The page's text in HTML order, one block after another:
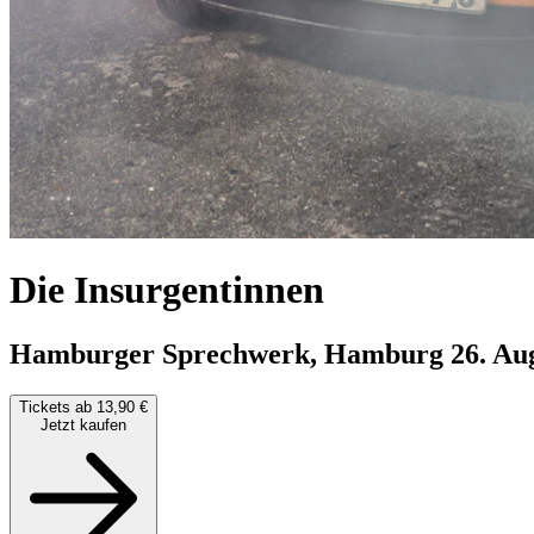
Die Insurgentinnen
Hamburger Sprechwerk, Hamburg 26.
Tickets ab 13,90 €
Jetzt kaufen